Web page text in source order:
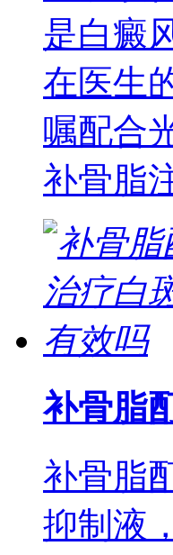
是白癜
在医生
嘱配合
补骨脂
补骨脂
补骨脂
抑制液